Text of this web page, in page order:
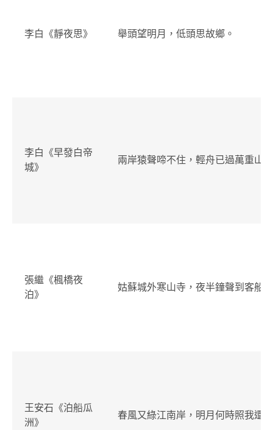
李白《靜夜思》 舉頭望明月，低頭思故鄉。
李白《早發白帝
城》
兩岸猿聲啼不住，輕舟已過萬重山。
張繼《楓橋夜
泊》
姑蘇城外寒山寺，夜半鐘聲到客船。
王安石《泊船瓜
洲》
春風又綠江南岸，明月何時照我還。